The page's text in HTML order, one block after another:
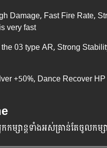
Damage, Fast Fire Rate,
very fast
03 type AR, Strong
+50%, Dance Recover
ក​កម្សាន្ដ​ទាំងអស់​គ្រាន់​តែ​ចូល​កម្